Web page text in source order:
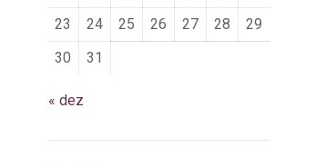
23
24 25 26 27 28
29
30
31
« dez